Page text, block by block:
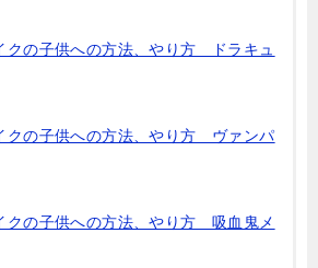
クの子供への方法、やり方 ドラキュ
クの子供への方法、やり方 ヴァンパ
クの子供への方法、やり方 吸血鬼メ